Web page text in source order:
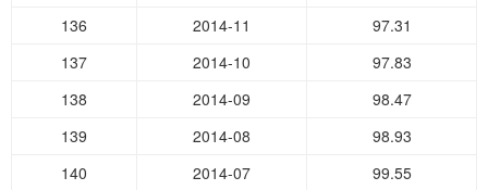
136
2014-11
97.31
137
2014-10
97.83
138
2014-09
98.47
139
2014-08
98.93
140
2014-07
99.55